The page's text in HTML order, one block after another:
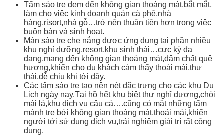
Tấm sáo tre đem đến không gian thoáng mát,bắt mắt,
làm cho việc kinh doanh quán cà phê,nhà
hàng,risort,nhà gỗ…trở nên thuận tiện hơn trong việc
buôn bán và sinh hoạt.
Màn sáo tre che nắng được ứng dụng tại phần nhiều
khu nghỉ dưỡng,resort,khu sinh thái…cực kỳ đa
dạng,mang đến không gian thoáng mát,đậm chất quê
hương,khiến cho du khách cảm thấy thoải mái,thư
thái,dễ chịu khi tới đây.
Các tấm sáo tre tạo nên nét đặc trưng cho các khu Du
Lịch ngày nay.Tại hồ hết khu biệt thư nghĩ dương,chòi
mái lá,khu dịch vụ câu cá….cũng có mặt những tấm
mành tre bởi không gian thoáng mát,thoải mái,khiến
người tới sử dụng dịch vụ,trải nghiệm giải trí rất công
dụng.